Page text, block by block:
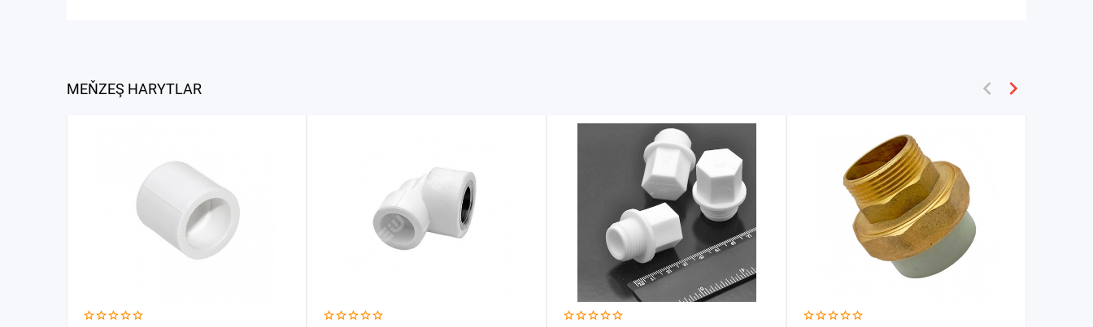
MEŇZEŞ HARYTLAR